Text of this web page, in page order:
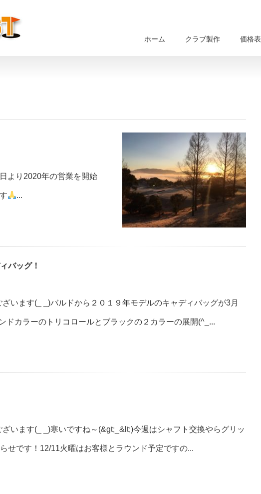
ホーム クラブ製作 価格表
より2020年の営業を開始
...
バッグ！
います(_ _)バルドから２０１９年モデルのキャディバッグが3月
ドカラーのトリコロールとブラックの２カラーの展開(^_...
います(_ _)寒いですね～(&gt;_&lt;)今週はシャフト交換やらグリッ
せです！12/11火曜はお客様とラウンド予定ですの...